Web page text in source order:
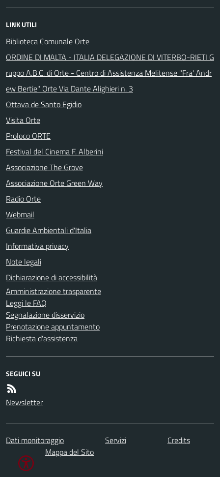
LINK UTILI
Biblioteca Comunale Orte
ORDINE DI MALTA - ITALIA DELEGAZIONE DI VITERBO-RIETI G
ruppo A.B.C. di Orte - Centro di Assistenza Melitense "Fra' Andr
ew Bertie" Orte Via Dante Alighieri n. 3
Ottava de Santo Egidio
Visita Orte
Proloco ORTE
Festival del Cinema F. Alberini
Associazione The Grove
Associazione Orte Green Way
Radio Orte
Webmail
Guardie Ambientali d'Italia
Informativa privacy
Note legali
Dichiarazione di accessibilità
Amministrazione trasparente
Leggi le FAQ
Segnalazione disservizio
Prenotazione appuntamento
Richiesta d'assistenza
SEGUICI SU
Newsletter
Dati monitoraggio Servizi
Credits
Mappa del Sito